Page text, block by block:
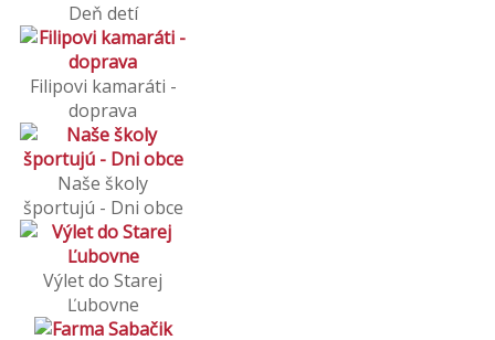
Deň detí
Filipovi kamaráti -
doprava
Naše školy
športujú - Dni obce
Výlet do Starej
Ľubovne